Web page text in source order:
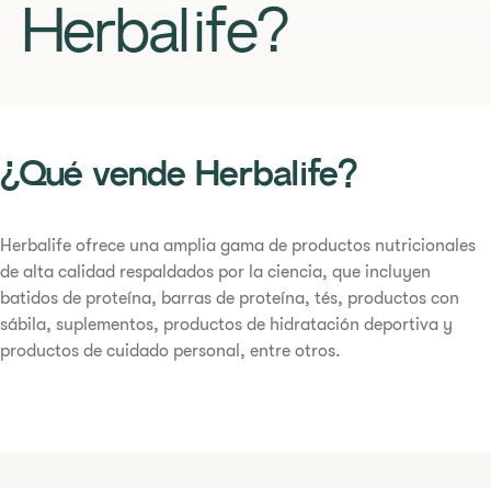
Herbalife?
¿Qué vende Herbalife?
Herbalife ofrece una amplia gama de productos nutricionales
de alta calidad respaldados por la ciencia, que incluyen
batidos de proteína, barras de proteína, tés, productos con
sábila, suplementos, productos de hidratación deportiva y
productos de cuidado personal, entre otros.